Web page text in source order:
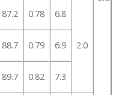
87.2 0.78 6.8
2.0
88.7 0.79 6.9
89.7 0.82 7.3